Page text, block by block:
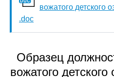
вожатого детского
.doc
Образец
вожатого детского